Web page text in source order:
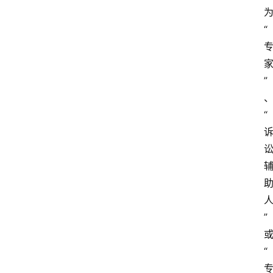
为
“
专
家
”
、
“
诉
讼
辅
助
人
”
或
“
专